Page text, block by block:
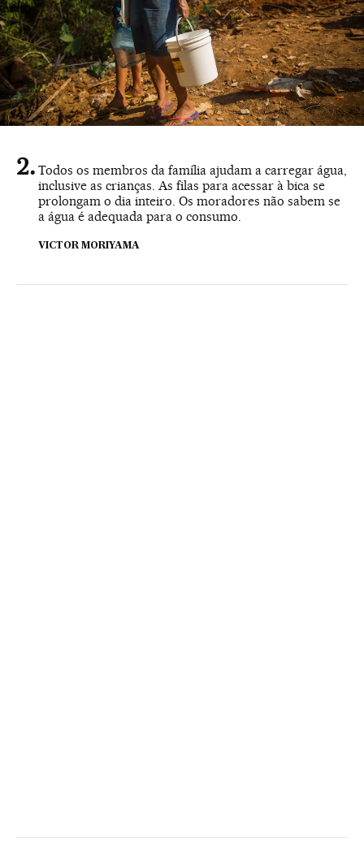
Todos os membros da família ajudam a carregar água,
inclusive as crianças. As filas para acessar à bica se
prolongam o dia inteiro. Os moradores não sabem se
a água é adequada para o consumo.
VICTOR MORIYAMA